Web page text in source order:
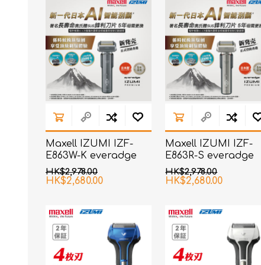
Maxell IZUMI IZF-
E863W-K everadge
IZUMI Premium 系列
6刀片AI智能感应技术电
HK$2,978.00
HK$2,680.00
Maxell IZUMI IZF-
E863R-S everadge
IZUMI Premium 系列
6刀片AI智能感应技术电
HK$2,978.00
HK$2,680.00